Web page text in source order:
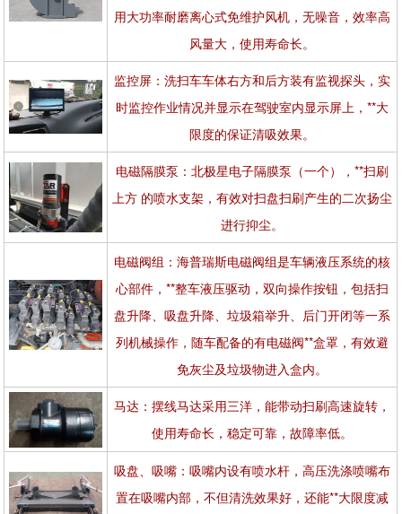
用大功率耐磨离心式免维护风机，无噪音，效率高
风量大，使用寿命长。
监控屏：洗扫车车体右方和后方装有监视探头，实
时监控作业情况并显示在驾驶室内显示屏上，**大
限度的保证清吸效果。
电磁隔膜泵：北极星电子隔膜泵（一个），**扫刷
上方 的喷水支架，有效对扫盘扫刷产生的二次扬尘
进行抑尘。
电磁阀组：海普瑞斯电磁阀组是车辆液压系统的核
心部件，**整车液压驱动，双向操作按钮，包括扫
盘升降、吸盘升降、垃圾箱举升、后门开闭等一系
列机械操作，随车配备的有电磁阀**盒罩，有效避
免灰尘及垃圾物进入盒内。
马达：摆线马达采用三洋，能带动扫刷高速旋转，
使用寿命长，稳定可靠，故障率低。
吸盘、吸嘴：吸嘴内设有喷水杆，高压洗涤喷嘴布
置在吸嘴内部，不但清洗效果好，还能**大限度减